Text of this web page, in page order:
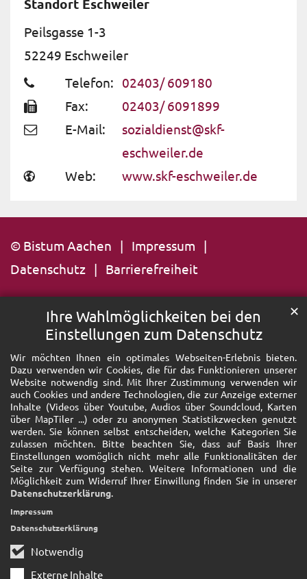
Ihre Wahlmöglichkeiten bei den
Einstellungen zum Datenschutz
Wir möchten Ihnen ein optimales Webseiten-Erlebnis bieten.
Dazu verwenden wir Cookies, die für das Funktionieren unserer
Website notwendig sind. Mit Ihrer Zustimmung verwenden wir
auch Cookies und andere Technologien, die zur Anzeige externer
Inhalte (Videos über Youtube, Audios über Soundcloud, Karten
über MapTiler ...) oder zu anonymen Statistikzwecken genutzt
werden. Sie können selbst entscheiden, welche Kategorien Sie
zulassen möchten. Bitte beachten Sie, dass auf Basis Ihrer
Einstellungen womöglich nicht mehr alle Funktionalitäten der
Seite zur Verfügung stehen. Weitere Informationen und die
Möglichkeit zum Widerruf Ihrer Einwillung finden Sie in unserer
Datenschutzerklärung.
Notwendig
Externe Inhalte
✕
Impressum
Datenschutzerklärung
Standort Eschweiler
Peilsgasse 1-3
52249 Eschweiler
Telefon: 02403/ 609180
Fax:
02403/ 6091899
E-Mail:
sozialdienst@skf-
eschweiler.de
Web:
www.skf-eschweiler.de
© Bistum Aachen
Impressum
Datenschutz
Barrierefreiheit